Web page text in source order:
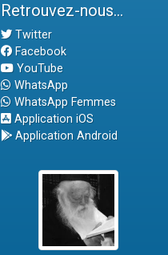
Retrouvez-nous...
Twitter
Facebook
YouTube
WhatsApp
WhatsApp Femmes
Application iOS
Application Android